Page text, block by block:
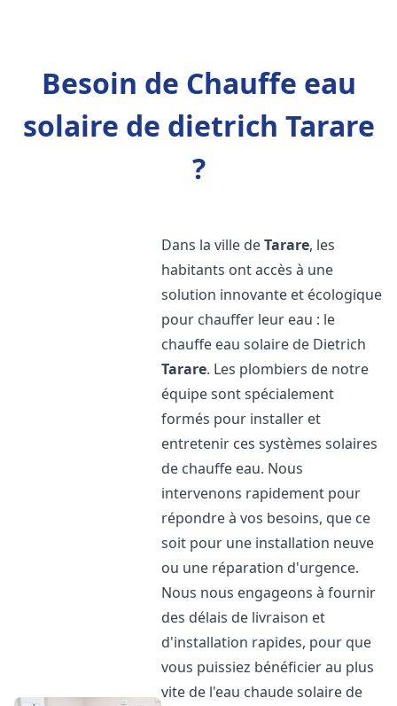
Besoin de Chauffe eau
solaire de dietrich Tarare
?
Dans la ville deTarare, les
habitants ont accès à une
solution innovante et écologique
pour chauffer leur eau : le
chauffe eau solaire de Dietrich
Tarare. Les plombiers de notre
équipe sont spécialement
formés pour installer et
entretenir ces systèmes solaires
de chauffe eau. Nous
intervenons rapidement pour
répondre à vos besoins, que ce
soit pour une installation neuve
ou une réparation d'urgence.
Nous nous engageons à fournir
des délais de livraison et
d'installation rapides, pour que
vous puissiez bénéficier au plus
vite de l'eau chaude solaire de